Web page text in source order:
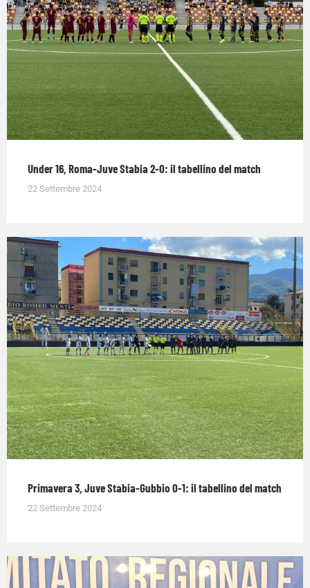
Under 16, Roma-Juve Stabia 2-0: il tabellino del match
22 Settembre 2024
Primavera 3, Juve Stabia-Gubbio 0-1: il tabellino del match
22 Settembre 2024